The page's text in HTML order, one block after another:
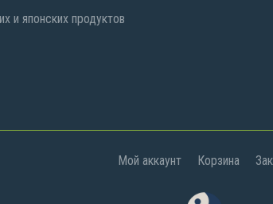
и японских продуктов
Мой аккаунт Корзина